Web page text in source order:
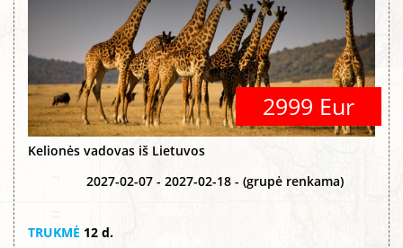
2999 Eur
Kelionės vadovas iš Lietuvos
2027-02-07 - 2027-02-18 - (grupė renkama)
TRUKMĖ 12 d.